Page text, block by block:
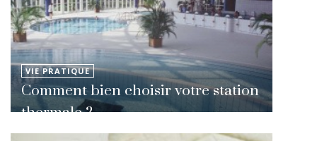
VIE PRATIQUE
Comment bien choisir votre station
thermale ?